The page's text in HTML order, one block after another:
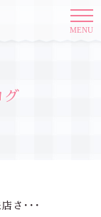
MENU
グ
さ･･･